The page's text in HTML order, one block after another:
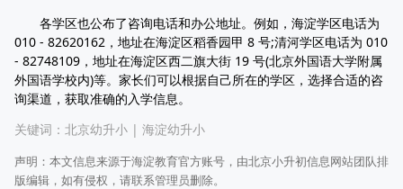
各学区也公布了咨询电话和办公地址。例如，海淀学区电话为
010 - 82620162，地址在海淀区稻香园甲 8 号;清河学区电话为 010
- 82748109，地址在海淀区西二旗大街 19 号(北京外国语大学附属
外国语学校内)等。家长们可以根据自己所在的学区，选择合适的咨
询渠道，获取准确的入学信息。
关键词： 北京幼升小 | 海淀幼升小
声明：本文信息来源于海淀教育官方账号，由北京小升初信息网站团队排
版编辑，如有侵权，请联系管理员删除。